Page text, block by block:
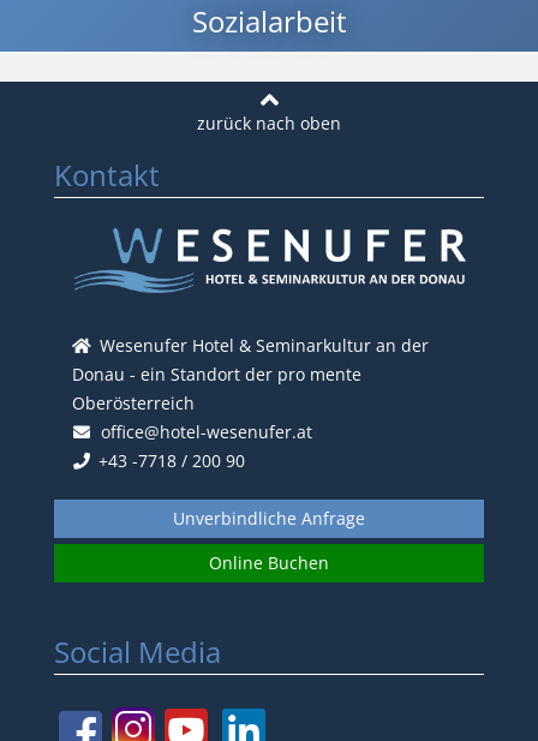
Sozialarbeit
Kontakt
Wesenufer Hotel & Seminarkultur an der
Donau - ein Standort der pro mente
Oberösterreich
office@hotel-wesenufer.at
+43 -7718 / 200 90
Unverbindliche Anfrage
Online Buchen
Social Media